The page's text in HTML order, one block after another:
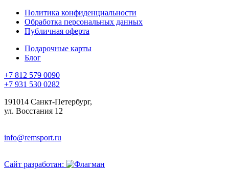
Политика конфиденциальности
Обработка персональных данных
Публичная оферта
Подарочные карты
Блог
+7 812 579 0090
+7 931 530 0282
191014 Санкт-Петербург,
ул. Восстания 12
info@remsport.ru
Сайт разработан: